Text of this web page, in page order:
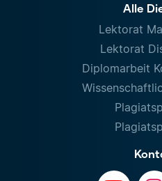
Alle
Lektorat
Lektorat
Diplomarbeit